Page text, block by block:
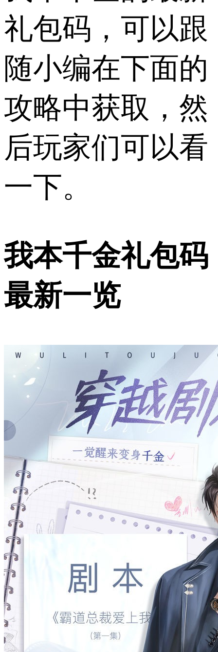
礼包码，可以跟
随小编在下面的
攻略中获取，然
后玩家们可以看
一下。
我本千金礼包码
最新一览